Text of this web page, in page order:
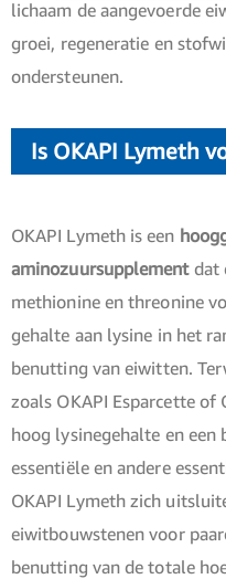
lichaam de aangevoerde
groei, regeneratie en
ondersteunen.
Is OKAPI Lymeth
OKAPI Lymeth is een
aminozuursupplement dat
methionine en threonine
gehalte aan lysine in het
benutting van eiwitten.
zoals OKAPI Esparcette of
hoog lysinegehalte en een
essentiële en andere
OKAPI Lymeth zich
eiwitbouwstenen voor
benutting van de totale